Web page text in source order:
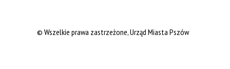
© Wszelkie prawa zastrzeżone, Urząd Miasta Pszów